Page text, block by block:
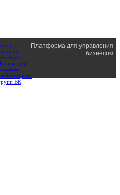
Платформа для управления
бизнесом